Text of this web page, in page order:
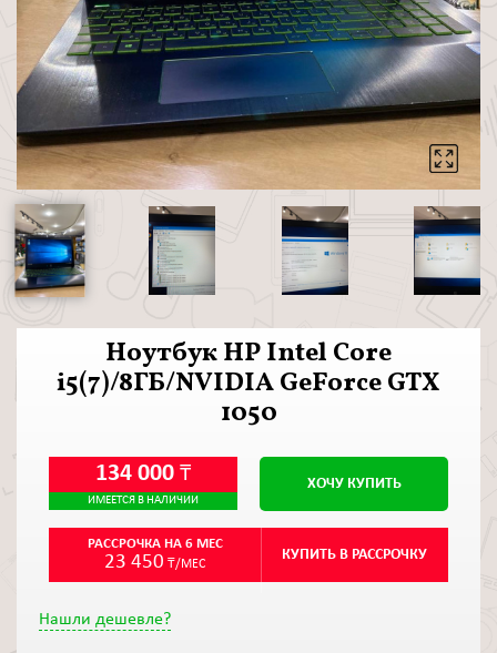
Ноутбук HP Intel Core
i5(7)/8ГБ/NVIDIA GeForce GTX
1050
134 000 ₸
ИМЕЕТСЯ В НАЛИЧИИ
ХОЧУ КУПИТЬ
РАССРОЧКА НА 6 МЕС
23 450 ₸/МЕС
КУПИТЬ В РАССРОЧКУ
Нашли дешевле?